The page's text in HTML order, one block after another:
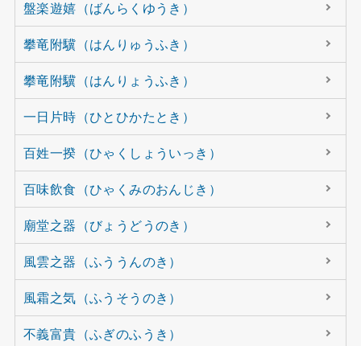
盤楽遊嬉（ばんらくゆうき）
攀竜附驥（はんりゅうふき）
攀竜附驥（はんりょうふき）
一日片時（ひとひかたとき）
百姓一揆（ひゃくしょういっき）
百味飲食（ひゃくみのおんじき）
廟堂之器（びょうどうのき）
風雲之器（ふううんのき）
風霜之気（ふうそうのき）
不義富貴（ふぎのふうき）